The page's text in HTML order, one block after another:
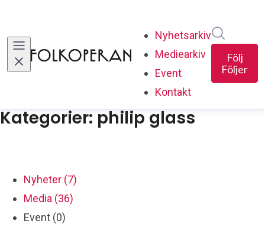
Nyhetsarkiv
Mediearkiv
Event
Kontakt
Följ
Följer
Kategorier: philip glass
Nyheter (7)
Media (36)
Event (0)